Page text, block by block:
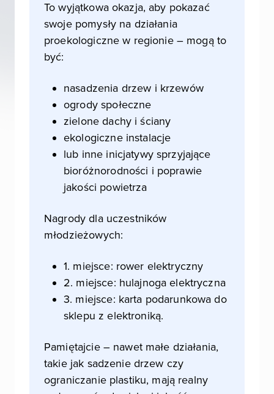
To wyjątkowa okazja, aby pokazać
swoje pomysły na działania
proekologiczne w regionie – mogą to
być:
nasadzenia drzew i krzewów
ogrody społeczne
zielone dachy i ściany
ekologiczne instalacje
lub inne inicjatywy sprzyjające
bioróżnorodności i poprawie
jakości powietrza
Nagrody dla uczestników
młodzieżowych:
1. miejsce: rower elektryczny
2. miejsce: hulajnoga elektryczna
3. miejsce: karta podarunkowa do
sklepu z elektroniką.
Pamiętajcie – nawet małe działania,
takie jak sadzenie drzew czy
ograniczanie plastiku, mają realny